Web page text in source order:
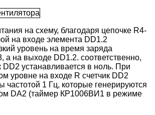
на схему, благодаря цепочке R4-
на входе элемента DD1.2
уровень на время заряда
а на выходе DD1.2. соответственно,
DD2 устанавливается в ноль. При
уровне на входе R счетчик DD2
частотой 1 Гц, которые генерируются
DA2 (таймер КР1006ВИ1 в режиме